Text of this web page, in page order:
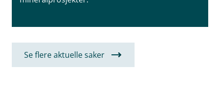
Se flere aktuelle saker